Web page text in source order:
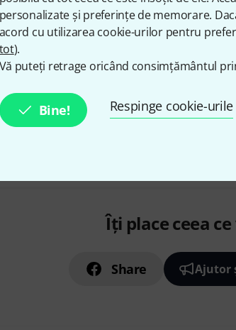
personalizate și preferințe de memorare.
acord cu utilizarea cookie-urilor pentru
tot).
Vă puteți retrage oricând consimțământul
Bine! Respinge cookie-urile
intervals
Input
boost/
în stoc
Îți place ceea ce
Share Ajutor